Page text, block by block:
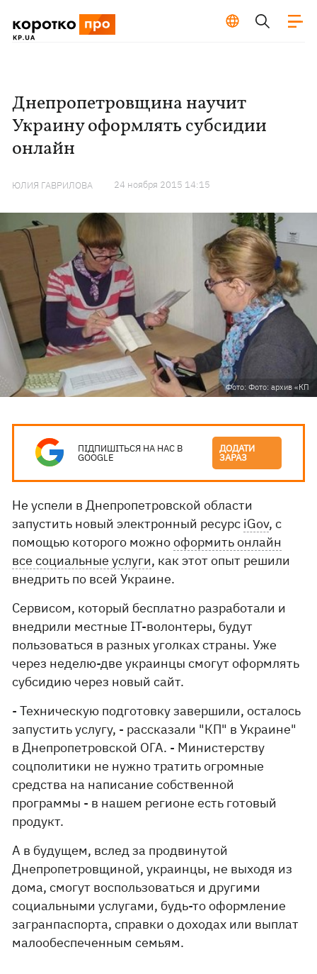
Днепропетровщина научит
Украину оформлять субсидии
онлайн
ЮЛИЯ ГАВРИЛОВА 24 ноября 2015 14:15
Фото: Фото: архив «КП
ПІДПИШІТЬСЯ НА НАС В
GOOGLE
ДОДАТИ
ЗАРАЗ
Не успели в Днепропетровской области
запустить новый электронный ресурс iGov, с
помощью которого можнооформить онлайн
все социальные услуги, как этот опыт решили
внедрить по всей Украине.
Сервисом, который бесплатно разработали и
внедрили местные IT-волонтеры, будут
пользоваться в разных уголках страны. Уже
через неделю-две украинцы смогут оформлять
субсидию через новый сайт.
- Техническую подготовку завершили, осталось
запустить услугу, - рассказали "КП" в Украине"
в Днепропетровской ОГА. - Министерству
соцполитики не нужно тратить огромные
средства на написание собственной
программы - в нашем регионе есть готовый
продукт.
А в будущем, вслед за продвинутой
Днепропетровщиной, украинцы, не выходя из
дома, смогут воспользоваться и другими
социальными услугами, будь-то оформление
загранпаспорта, справки о доходах или выплат
малообеспеченным семьям.